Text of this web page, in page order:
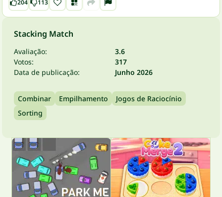
204 113
Stacking Match
Avaliação:
3.6
Votos:
317
Data de publicação:
Junho 2026
Combinar Empilhamento
Jogos de Raciocínio
Sorting